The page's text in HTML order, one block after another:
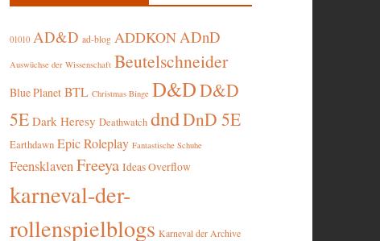
01010 AD&D ad-blog ADDKONADnD
Auswüchse der Wissenschaft Beutelschneider
Blue Planet BTL Christmas Binge D&DD&D
5E Dark Heresy Deathwatch dndDnD 5E
Earthdawn Epic Roleplay Fantastische Schuhe
Feensklaven Freeya Ideas Overflow
karneval-der-
rollenspielblogs Karneval der Archive